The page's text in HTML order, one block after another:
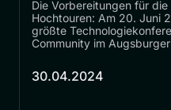
Die Vorbereitungen für
Hochtouren: Am 20. Juni
größte
30.04.2024